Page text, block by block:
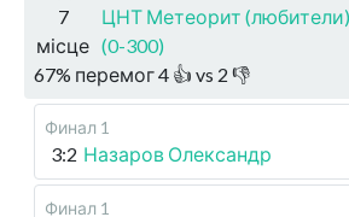
7
місце
ЦНТ Метеорит (любители)
(0-300)
67% перемог4 👍 vs 2 👎
Финал 1
3:2 Назаров Олександр
Финал 1